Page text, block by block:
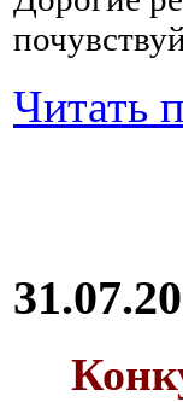
Читать